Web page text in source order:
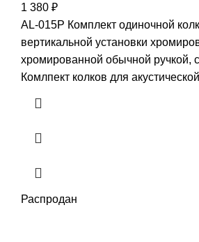
1 380 ₽
AL-015P Комплект одиночной
вертикальной установки
хромированной обычной ручкой,
Комлпект колков для
Распродан